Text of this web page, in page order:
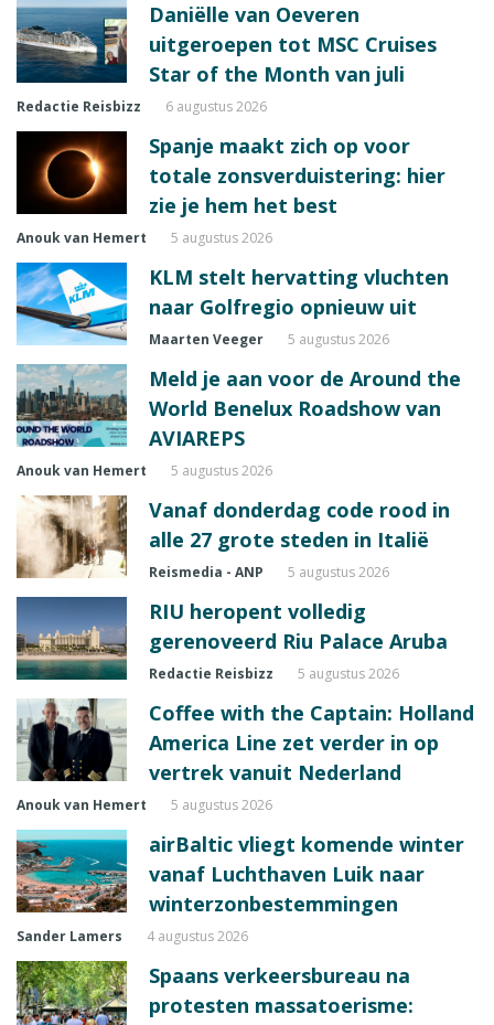
Daniëlle van Oeveren
uitgeroepen tot MSC Cruises
Star of the Month van juli
Redactie Reisbizz 6 augustus 2026
Spanje maakt zich op voor
totale zonsverduistering: hier
zie je hem het best
Anouk van Hemert 5 augustus 2026
KLM stelt hervatting vluchten
naar Golfregio opnieuw uit
Maarten Veeger 5 augustus 2026
Meld je aan voor de Around the
World Benelux Roadshow van
AVIAREPS
Anouk van Hemert 5 augustus 2026
Vanaf donderdag code rood in
alle 27 grote steden in Italië
Reismedia - ANP 5 augustus 2026
RIU heropent volledig
gerenoveerd Riu Palace Aruba
Redactie Reisbizz 5 augustus 2026
Coffee with the Captain: Holland
America Line zet verder in op
vertrek vanuit Nederland
Anouk van Hemert 5 augustus 2026
airBaltic vliegt komende winter
vanaf Luchthaven Luik naar
winterzonbestemmingen
Sander Lamers 4 augustus 2026
Spaans verkeersbureau na
protesten massatoerisme: